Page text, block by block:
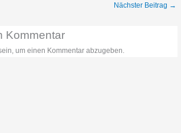
Nächster Beitrag →
Kommentar
um einen Kommentar abzugeben.